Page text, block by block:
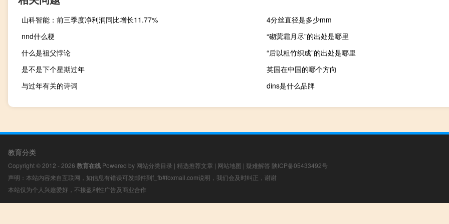
山科智能：前三季度净利润同比增长11.77%
4分丝直径是多少mm
nnd什么梗
“砌蓂霜月尽”的出处是哪里
什么是祖父悖论
“后以粗竹织成”的出处是哪里
是不是下个星期过年
英国在中国的哪个方向
与过年有关的诗词
dins是什么品牌
教育分类
Copyright © 2012 - 2026 教育在线 Powered by 网站分类目录 | 精选推荐文章 | 网站地图 | 疑难解答 陕ICP备05433492号
声明：本站内容来自互联网，如信息有错误可发邮件到f_fb#foxmail.com说明，我们会及时纠正，谢谢
本站仅为个人兴趣爱好，不接盈利性广告及商业合作